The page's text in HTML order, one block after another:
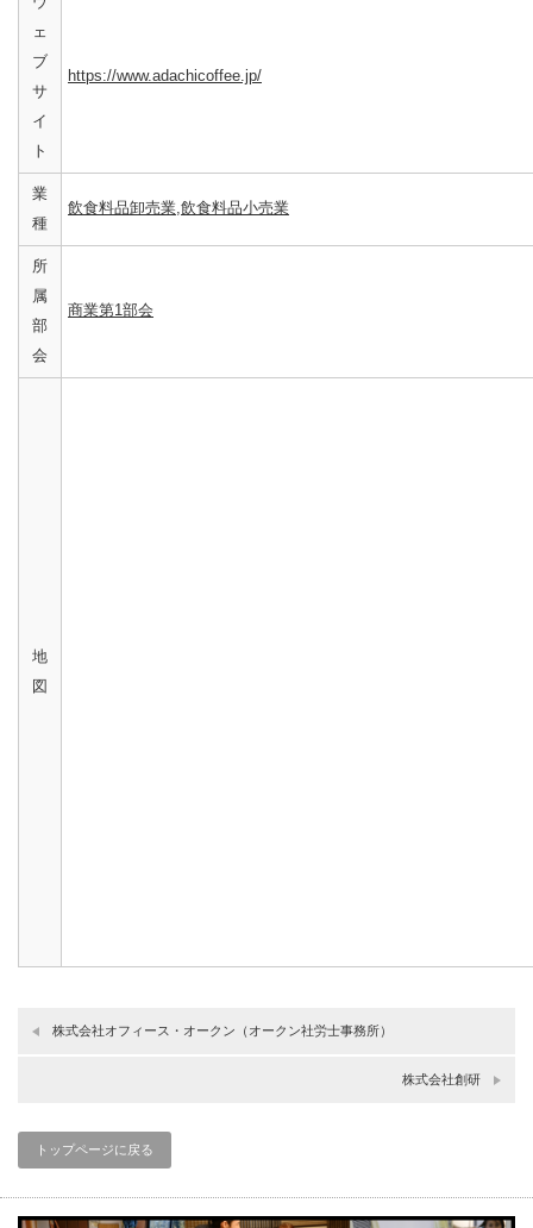
ェ
ブ
サ
イ
ト
https://www.adachicoffee.jp/
業
種
飲食料品卸売業,飲食料品小売業
所
属
部
会
商業第1部会
地
図
株式会社オフィース・オークン（オークン社労士事務所）
株式会社創研
トップページに戻る